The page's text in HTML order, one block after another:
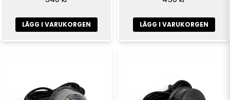
Skicka fråga
LÄGG I VARUKORGEN LÄGG I VARUKORGEN